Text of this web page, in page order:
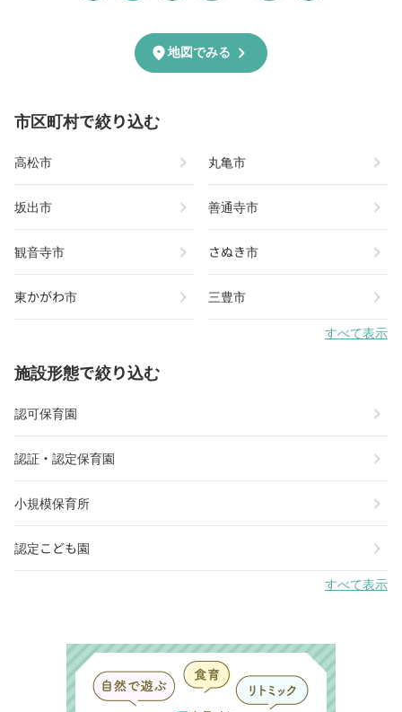
location_on地図でみる chevron_right
市区町村で絞り込む
高松市 chevron_right 丸亀市 chevron_right
坂出市 chevron_right 善通寺市 chevron_right
観音寺市 chevron_right さぬき市 chevron_right
東かがわ市 chevron_right 三豊市 chevron_right
すべて表示
施設形態で絞り込む
認可保育園 chevron_right
認証・認定保育園 chevron_right
小規模保育所 chevron_right
認定こども園 chevron_right
すべて表示